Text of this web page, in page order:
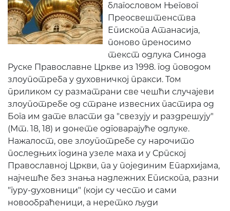
благословом Његовог
Преосвештенства
Епископа Атанасија,
поново преносимо
текст одлука Синода
Руске Православне Цркве из 1998. год поводом
злоупотреба у духовничкој пракси. Том
приликом су разматрани све чешћи случајеви
злоупотребе од стране извесних пастира од
Бога им дате власти да "свезују и раздрешују"
(Мт. 18, 18) и донете одговарајуће одлуке.
Нажалост, ове злоупотребе су нарочито
последњих година узеле маха и у Српској
Православној Цркви, па у појединим Епархијама,
најчешће без знања надлежних Епископа, разни
"гуру-духовници" (који су често и сами
новообраћеници, а неретко људи